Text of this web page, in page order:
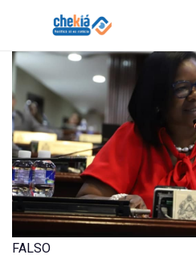
Solicitar verificación de
FALSO